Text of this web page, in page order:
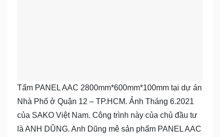
Tấm PANEL AAC 2800mm*600mm*100mm tại dự án
Nhà Phố ở Quận 12 – TP.HCM. Ảnh Tháng 6.2021
của SAKO Việt Nam. Công trình này của chủ đầu tư
là ANH DŨNG. Anh Dũng mê sản phẩm PANEL AAC